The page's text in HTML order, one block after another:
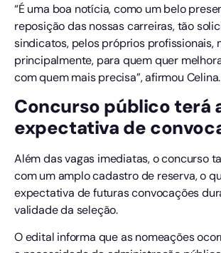
“É uma boa notícia, como um belo
reposição das nossas carreiras, tão
sindicatos, pelos próprios profissionais,
principalmente, para quem quer
com quem mais precisa”, afirmou Celina.
Concurso público terá
expectativa de
Além das vagas imediatas, o concurso
com um amplo cadastro de reserva, o
expectativa de futuras convocações
validade da seleção.
O edital informa que as nomeações